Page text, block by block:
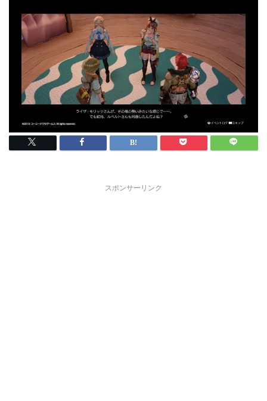
スポンサーリンク